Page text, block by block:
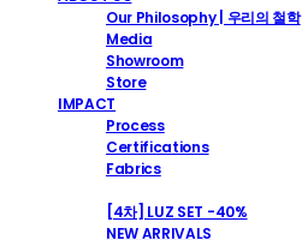
Our Philosophy | 우리의 철학
Media
Showroom
Store
IMPACT
Process
Certifications
Fabrics
[4차] LUZ SET -40%
NEW ARRIVALS